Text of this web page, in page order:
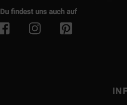
Du findest uns auch auf